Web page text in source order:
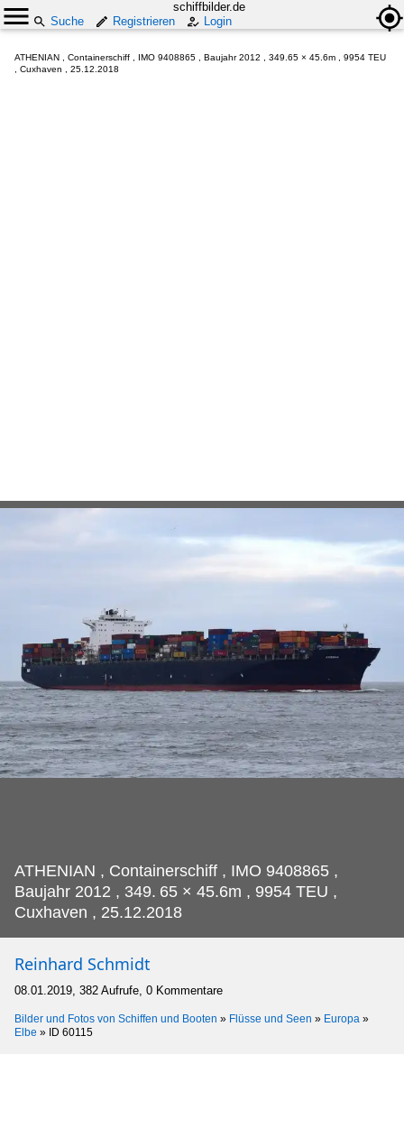
schiffbilder.de
Suche
Registrieren Login
ATHENIAN , Containerschiff , IMO 9408865 , Baujahr 2012 , 349.65 × 45.6m , 9954 TEU
, Cuxhaven , 25.12.2018
ATHENIAN , Containerschiff , IMO 9408865 ,
Baujahr 2012 , 349. 65 × 45.6m , 9954 TEU ,
Cuxhaven , 25.12.2018
Reinhard Schmidt
08.01.2019, 382 Aufrufe, 0 Kommentare
Bilder und Fotos von Schiffen und Booten » Flüsse und Seen » Europa »
Elbe » ID 60115